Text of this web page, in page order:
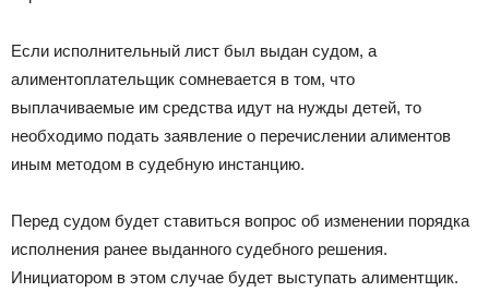
Если исполнительный лист был выдан судом, а
алиментоплательщик сомневается в том, что
выплачиваемые им средства идут на нужды детей, то
необходимо подать заявление о перечислении алиментов
иным методом в судебную инстанцию.
Перед судом будет ставиться вопрос об изменении порядка
исполнения ранее выданного судебного решения.
Инициатором в этом случае будет выступать алиментщик.